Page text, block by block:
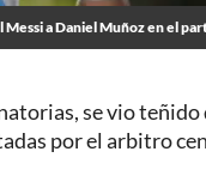
Messi a Daniel Muñoz en el
se vio
por el arbitro